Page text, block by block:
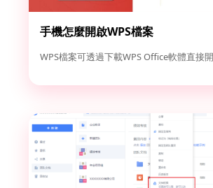
手機怎麼開啟WPS檔案
WPS檔案可透過下載WPS Office軟體直接